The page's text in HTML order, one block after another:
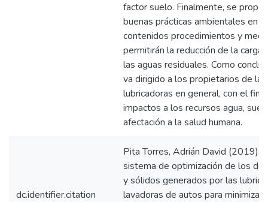
factor suelo. Finalmente, se
buenas prácticas ambientales en
contenidos procedimientos y
permitirán la reducción de la carga
las aguas residuales. Como
va dirigido a los propietarios de
lubricadoras en general, con el fin
impactos a los recursos agua,
afectación a la salud humana.
dc.identifier.citation
Pita Torres, Adrián David (2019).
sistema de optimización de los
y sólidos generados por las
lavadoras de autos para minimizar